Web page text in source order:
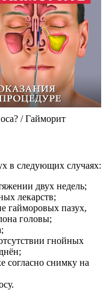
/ Гайморит
в следующих случаях:
двух недель;
лекарств;
гайморовых пазух,
головы;
гнойных
согласно снимку на